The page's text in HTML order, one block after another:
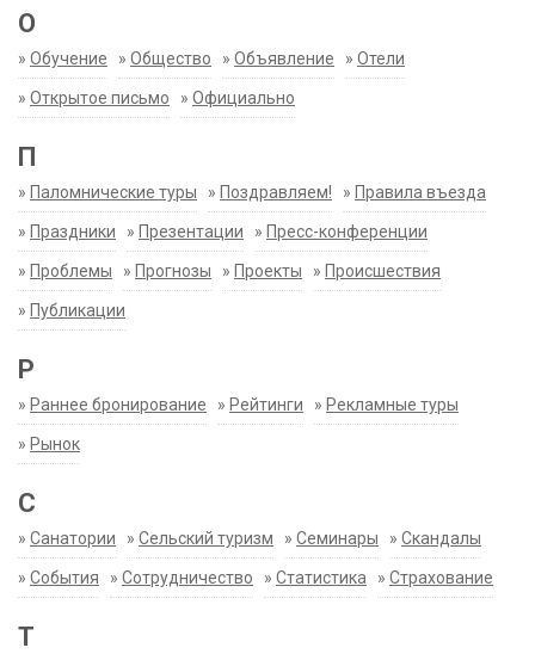
О
» Обучение » Общество » Объявление » Отели
» Открытое письмо » Официально
П
» Паломнические туры » Поздравляем! » Правила въезда
» Праздники » Презентации » Пресс-конференции
» Проблемы » Прогнозы » Проекты » Происшествия
» Публикации
Р
» Раннее бронирование » Рейтинги » Рекламные туры
» Рынок
С
» Санатории » Сельский туризм » Семинары » Скандалы
» События » Сотрудничество » Статистика » Страхование
Т